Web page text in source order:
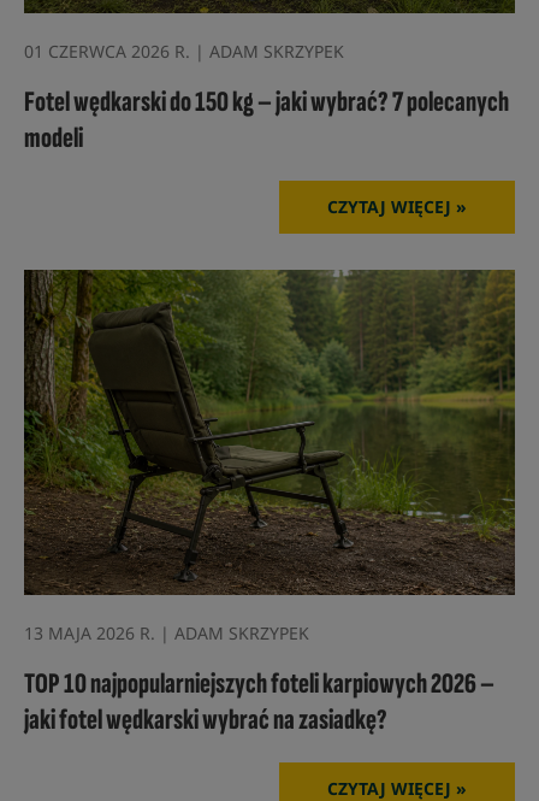
01 CZERWCA 2026 R. | ADAM SKRZYPEK
Fotel wędkarski do 150 kg – jaki wybrać? 7 polecanych
modeli
CZYTAJ WIĘCEJ »
13 MAJA 2026 R. | ADAM SKRZYPEK
TOP 10 najpopularniejszych foteli karpiowych 2026 –
jaki fotel wędkarski wybrać na zasiadkę?
CZYTAJ WIĘCEJ »